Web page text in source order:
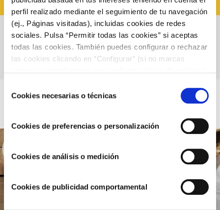
perfil realizado mediante el seguimiento de tu navegación
(ej., Páginas visitadas), incluidas cookies de redes
sociales. Pulsa “Permitir todas las cookies” si aceptas
todas las cookies. También puedes configurar o rechazar
las cookies clicando en “Configurar” (si no marcas
COOKIES.
deCookies necesarias o técnicas
Cookies de preferencias o personalización
Cookies de análisis o medición
Cookies de publicidad comportamental
RECETAS CON ALIOLI
Timbal de merluza con alioli y espárragos
verdes